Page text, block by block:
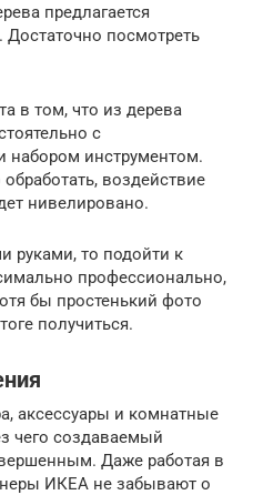
предлагается
посмотреть
в том, что из дерева
с
инструментом.
воздействие
нивелировано.
руками, то подойти к
профессионально,
бы простенький фото
получиться.
аксессуары и комнатные
чего создаваемый
Даже работая в
ИКЕА не забывают о